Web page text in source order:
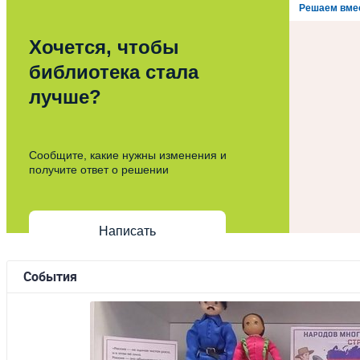
Решаем
Хочется, чтобы
библиотека стала
лучше?
Сообщите, какие нужны изменения и
получите ответ о решении
Написать